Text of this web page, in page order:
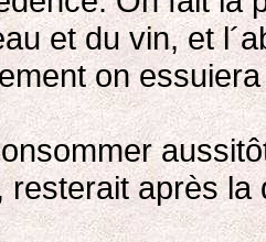
et du vin, et
on
resterait après